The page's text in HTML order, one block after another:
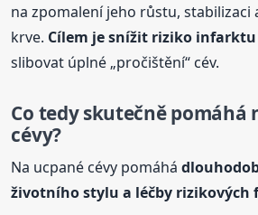
na zpomalení jeho růstu, stabilizaci
krve. Cílem je snížit riziko
slibovat úplné „pročištění“ cév.
Co tedy skutečně pomáhá
cévy?
Na ucpané cévy pomáhá
životního stylu a léčby rizikových